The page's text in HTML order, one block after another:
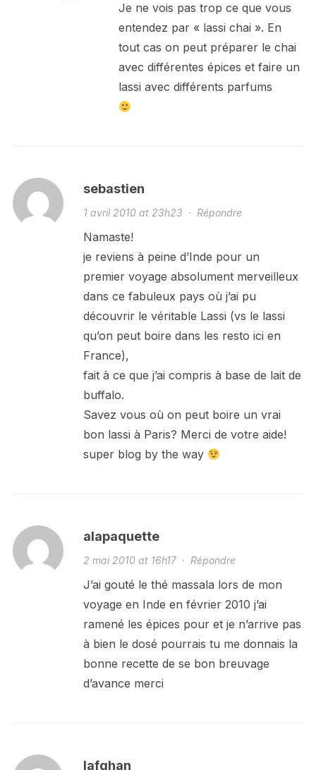
Je ne vois pas trop ce que vous
entendez par « lassi chai ». En
tout cas on peut préparer le chai
avec différentes épices et faire un
lassi avec différents parfums
sebastien
1 avril 2010 at 23h23 · Répondre
Namaste!
je reviens à peine d’Inde pour un
premier voyage absolument merveilleux
dans ce fabuleux pays où j’ai pu
découvrir le véritable Lassi (vs le lassi
qu’on peut boire dans les resto ici en
France),
fait à ce que j’ai compris à base de lait de
buffalo.
Savez vous où on peut boire un vrai
bon lassi à Paris? Merci de votre aide!
super blog by the way
alapaquette
2 mai 2010 at 16h17· Répondre
J’ai gouté le thé massala lors de mon
voyage en Inde en février 2010 j’ai
ramené les épices pour et je n’arrive pas
à bien le dosé pourrais tu me donnais la
bonne recette de se bon breuvage
d’avance merci
lafghan